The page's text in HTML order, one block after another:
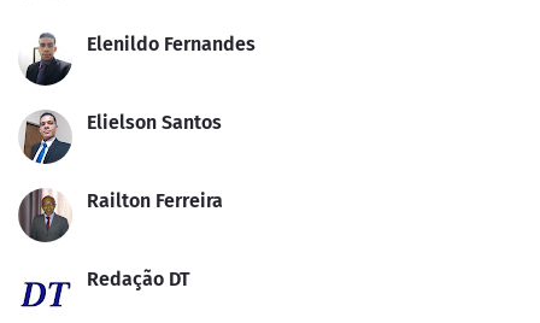
Elenildo Fernandes
Elielson Santos
Railton Ferreira
Redação DT